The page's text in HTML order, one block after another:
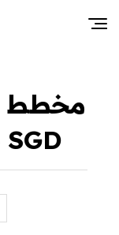
SGD خلال آخر 30 يوم